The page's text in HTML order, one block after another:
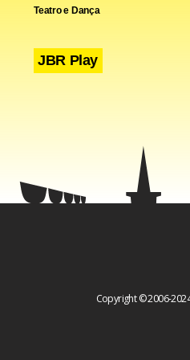
Teatro e Dança
JBR Play
Copyright © 2006-